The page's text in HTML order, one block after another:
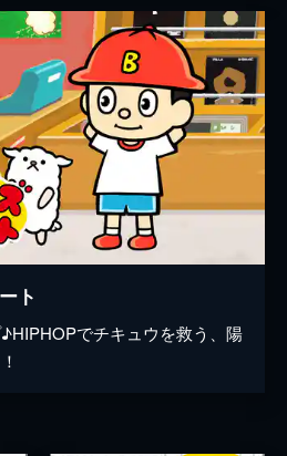
ト
でチキュウを救う、陽